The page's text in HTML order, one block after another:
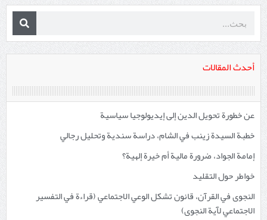
أحدث المقالات
عن خطورة تحويل الدين إلى إيديولوجيا سياسية
خطبة السيدة زينب في الشام، دراسة سندية وتحليل رجالي
إمامة الجواد، ضرورة مالية أم خيرة إلهية؟
خواطر حول التقليد
النجوى في القرآن، قانون تشكل الوعي الاجتماعي (قراءة في التفسير
الاجتماعي لآية النجوى)